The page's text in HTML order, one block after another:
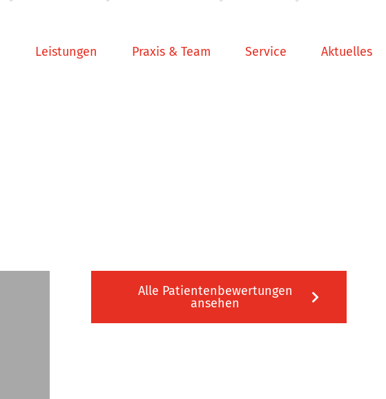
Leistungen Praxis & Team Service Aktuelles
Alle Patientenbewertungen
ansehen